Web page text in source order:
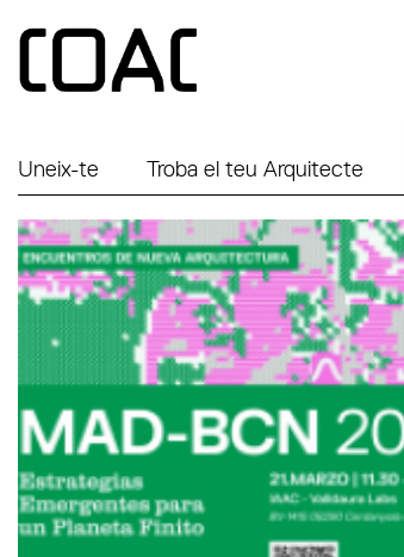
Uneix-te Troba el teu Arquitecte